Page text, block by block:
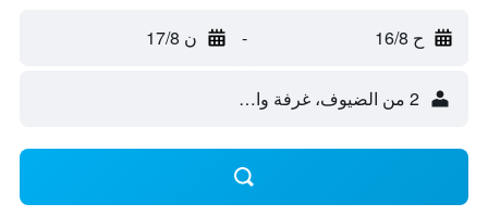
ح 16/8 - ن 17/8
2 من الضيوف، غرفة واحدة